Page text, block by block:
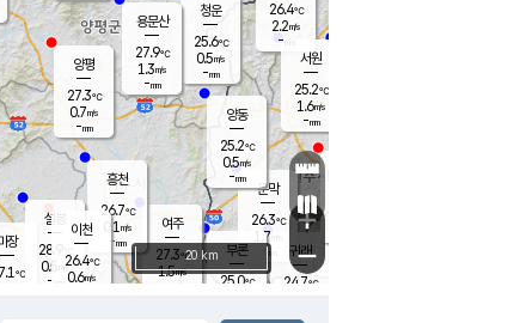
문막
26.3℃
1.7m/s
mm
부론
25.0℃
청운
25.6℃
0.5m/s
-mm
여주
27.3℃
1.5m/s
양동
25.2℃
0.5m/s
-mm
흥천
26.7℃
0.1 m/s
-mm
장
℃
설봉
28.9
0.5 m/s
- mm
26.4℃
2.2m/s
- mm
귀래
24.7℃
서원
25.2℃
1.6m/s
-mm
용문산
27.9℃
1.3m/s
-mm
이천
26.4℃
0.6m/s
양평
27.3℃
0.7m/s
-mm
+
−
20 km